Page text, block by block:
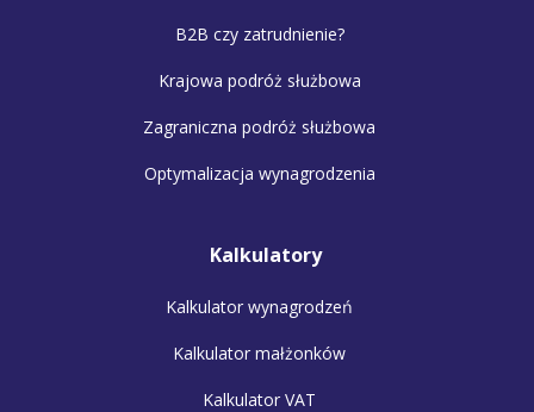
B2B czy zatrudnienie?
Krajowa podróż służbowa
Zagraniczna podróż służbowa
Optymalizacja wynagrodzenia
Kalkulatory
Kalkulator wynagrodzeń
Kalkulator małżonków
Kalkulator VAT